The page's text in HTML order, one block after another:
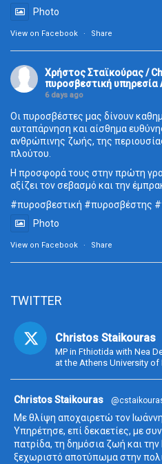
Photo
View on Facebook · Share
Χρήστος Σταϊκούρας /
πυροσβεστική υπηρεσία
6 days ago
Οι πυροσβέστες μας δίνουν
αυταπάρνηση και αίσθημα
ανθρώπινης ζωής, της
πλούτου.
Η προσφορά τους στην πρώτη
αξίζει τον σεβασμό και την
#πυροσβεστική #πυροσβέστης
Photo
View on Facebook · Share
TWITTER
Christos Staikouras
MP in Fthiotida with Nea
at the Athens University
Christos Staikouras
Με θλίψη αποχαιρετώ τον
Υπηρέτησε, επί δεκαετίες, με
πατρίδα, τη δημόσια ζωή και
ξεχωριστό αποτύπωμα στην